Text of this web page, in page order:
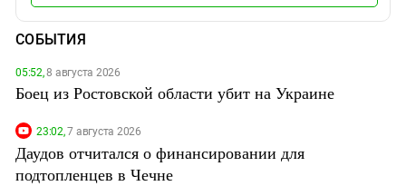
СОБЫТИЯ
05:52,8 августа 2026
Боец из Ростовской области убит на Украине
23:02,7 августа 2026
Даудов отчитался о финансировании для
подтопленцев в Чечне